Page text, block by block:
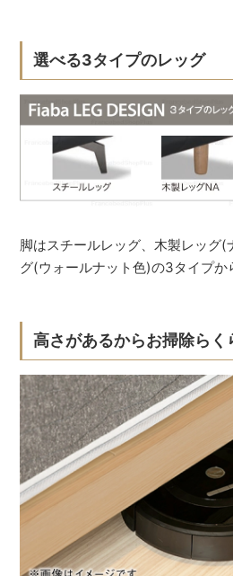
選べる3タイプのレッグ
脚はスチールレッグ、木製レッグ(
グ(ウォールナット色)の3タイプか
高さがあるからお掃除らく